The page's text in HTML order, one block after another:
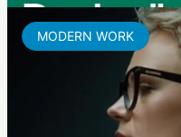
MODERN WORK